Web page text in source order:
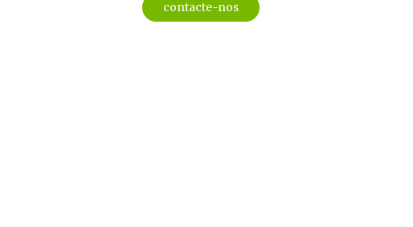
contacte-nos